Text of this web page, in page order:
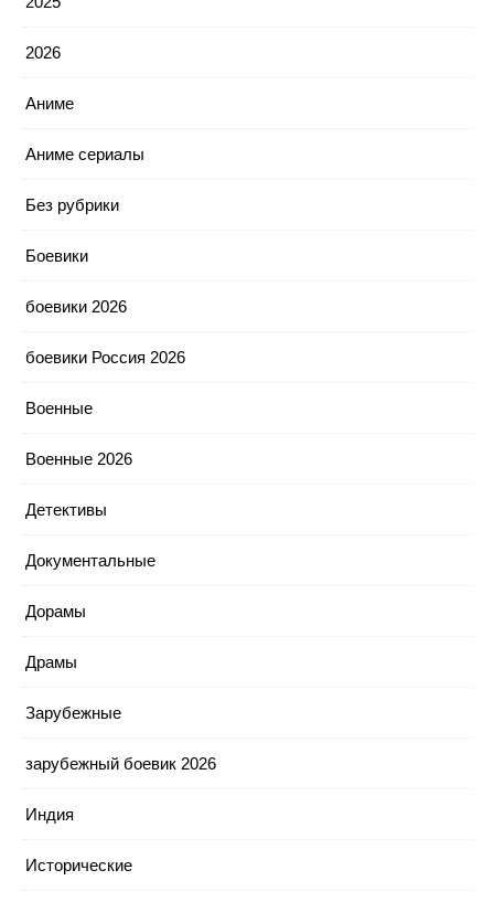
2026
Аниме
Аниме сериалы
Без рубрики
Боевики
боевики 2026
боевики Россия 2026
Военные
Военные 2026
Детективы
Документальные
Дорамы
Драмы
Зарубежные
зарубежный боевик 2026
Индия
Исторические